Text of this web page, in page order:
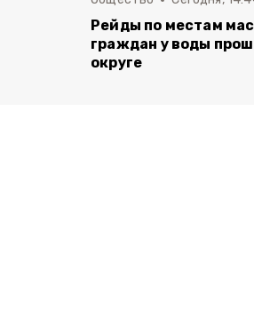
Рейды по местам
граждан у воды
округе